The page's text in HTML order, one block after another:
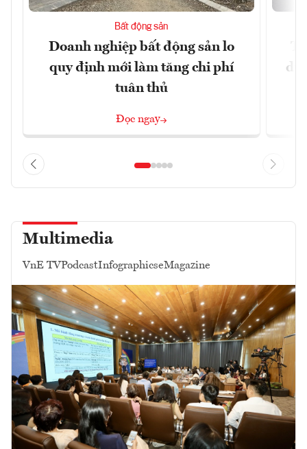
Bất động sản
Doanh nghiệp bất động sản lo
quy định mới làm tăng chi phí
tuân thủ
Đọc ngay
Multimedia
VnE TVPodcastInfographicseMagazine